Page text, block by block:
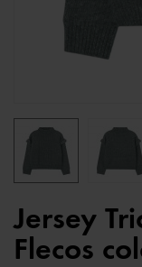
Jersey
Flecos